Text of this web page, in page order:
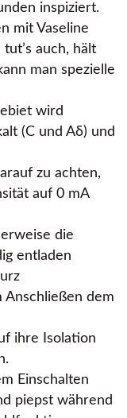
inspiziert.
mit Vaseline
auch, hält
man spezielle
wird
(C und Aδ) und
zu achten,
auf 0 mA
die
entladen
Anschließen dem
ihre Isolation
Einschalten
piepst während